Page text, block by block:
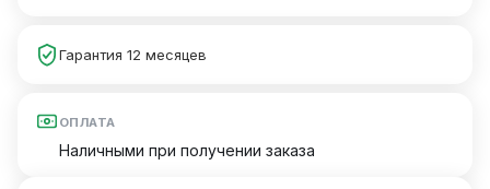
Гарантия 12 месяцев
ОПЛАТА
Наличными при получении заказа